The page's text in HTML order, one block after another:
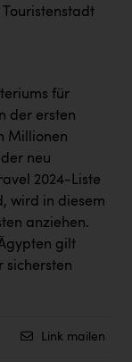
für
der ersten
Millionen
neu
2024-Liste
wird in diesem
anziehen.
gilt
sichersten
Link mailen